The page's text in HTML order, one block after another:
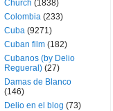
Church (1838)
Colombia (233)
Cuba (9271)
Cuban film (182)
Cubanos (by Delio
Regueral) (27)
Damas de Blanco
(146)
Delio en el blog (73)